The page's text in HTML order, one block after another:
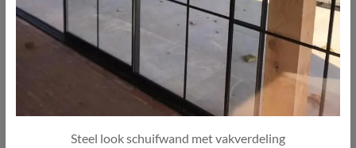
Steel look schuifwand met vakverdeling